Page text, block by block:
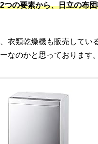
つの要素から、日立の布
衣類乾燥機も販売してい
なのかと思っております。